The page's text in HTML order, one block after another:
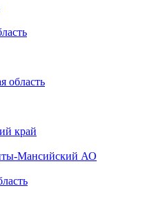
область
край
Мансийский АО